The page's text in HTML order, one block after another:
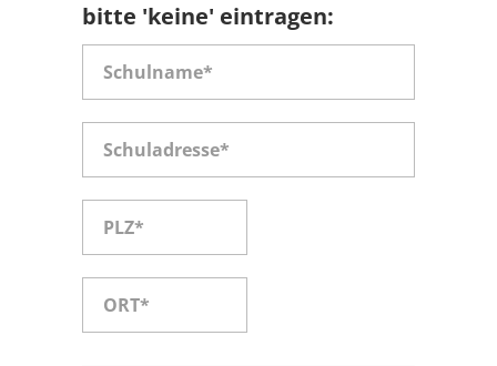
bitte 'keine' eintragen: